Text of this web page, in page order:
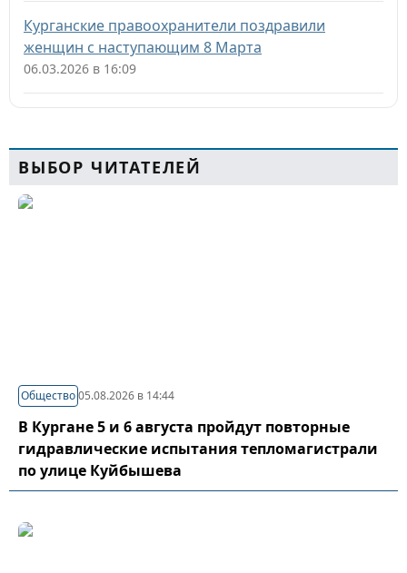
Курганские правоохранители поздравили
женщин с наступающим 8 Марта
06.03.2026 в 16:09
ВЫБОР ЧИТАТЕЛЕЙ
Общество05.08.2026 в 14:44
В Кургане 5 и 6 августа пройдут повторные
гидравлические испытания тепломагистрали
по улице Куйбышева